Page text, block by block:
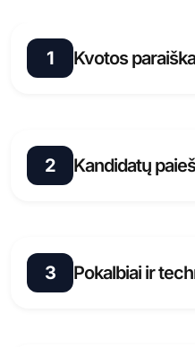
1 Kvotos
reikalų ministerija, kad
darbo jėgos kvotą,
darbuotojų gali būti ne
2 Kandidatų
bazės, kurioje yra
specialistų iš Moldovos
anksto atrenkame.
3 Pokalbiai ir